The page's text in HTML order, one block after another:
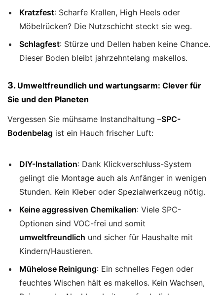
Kratzfest: Scharfe Krallen, High Heels oder
Möbelrücken? Die Nutzschicht steckt sie weg.
Schlagfest: Stürze und Dellen haben keine Chance.
Dieser Boden bleibt jahrzehntelang makellos.
3. Umweltfreundlich und wartungsarm: Clever für
Sie und den Planeten
Vergessen Sie mühsame Instandhaltung –SPC-
Bodenbelag ist ein Hauch frischer Luft:
DIY-Installation: Dank Klickverschluss-System
gelingt die Montage auch als Anfänger in wenigen
Stunden. Kein Kleber oder Spezialwerkzeug nötig.
Keine aggressiven Chemikalien: Viele SPC-
Optionen sind VOC-frei und somit
umweltfreundlich und sicher für Haushalte mit
Kindern/Haustieren.
Mühelose Reinigung: Ein schnelles Fegen oder
feuchtes Wischen hält es makellos. Kein Wachsen,